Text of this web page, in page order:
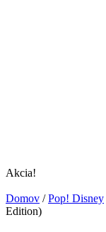
Akcia!
Domov / Pop! Disney
Edition)